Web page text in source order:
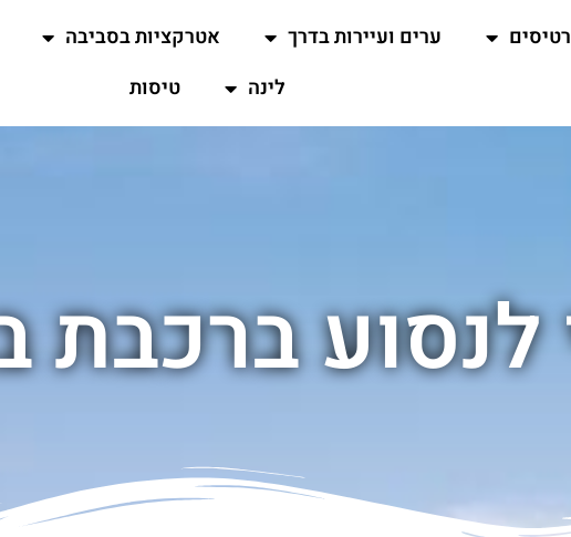
ערים ועיירות בדרך אטרקציות בסביבה
לינה
טיסות
ברכבת